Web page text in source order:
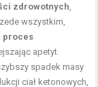
zdrowotnych
wszystkim,
proces
apetyt.
spadek masy
ciał ketonowych,